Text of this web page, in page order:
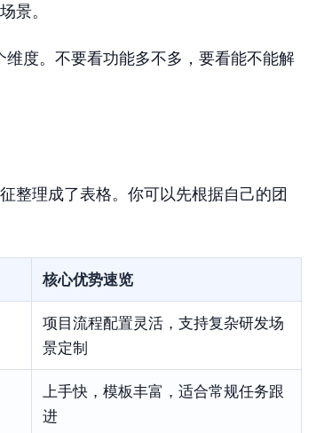
景。
度。不要看功能多不多，要看能不能解
整理成了表格。你可以先根据自己的团
核心优势速览
项目流程配置灵活，支持复杂研发场
景定制
上手快，模板丰富，适合常规任务跟
进